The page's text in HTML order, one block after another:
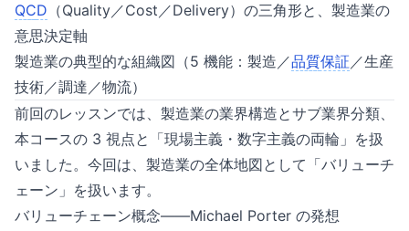
QCD （Quality／Cost／Delivery）の三角形と、製造業の
意思決定軸
製造業の典型的な組織図（5 機能：製造／品質保証 ／生産
技術／調達／物流）
前回のレッスンでは、製造業の業界構造とサブ業界分類、
本コースの 3 視点と「現場主義・数字主義の両輪」を扱
いました。今回は、製造業の全体地図として「バリューチ
ェーン」を扱います。
バリューチェーン概念——Michael Porter の発想